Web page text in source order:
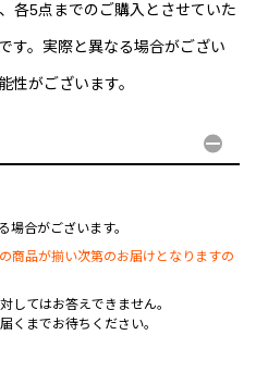
各5点までのご購入とさせていた
す。実際と異なる場合がござい
がございます。
場合がございます。
商品が揃い次第のお届けとなりますの
してはお答えできません。
くまでお待ちください。